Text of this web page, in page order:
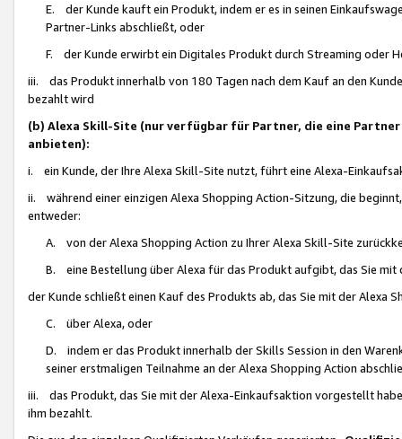
E. der Kunde kauft ein Produkt, indem er es in seinen
Partner-Links abschließt, oder
F. der Kunde erwirbt ein Digitales Produkt durch Streaming oder
iii. das Produkt innerhalb von 180 Tagen nach dem Kauf an den
bezahlt wird
(b) Alexa Skill-Site (nur verfügbar für Partner, die eine
anbieten):
i. ein Kunde, der Ihre Alexa Skill-Site nutzt, führt eine Alexa-
ii. während einer einzigen Alexa Shopping Action-Sitzung, die
entweder:
A. von der Alexa Shopping Action zu Ihrer Alexa Skill-Site
B. eine Bestellung über Alexa für das Produkt aufgibt, das Sie mit
der Kunde schließt einen Kauf des Produkts ab, das Sie mit der Alexa
C. über Alexa, oder
D. indem er das Produkt innerhalb der Skills Session in den
seiner erstmaligen Teilnahme an der Alexa Shopping Action
iii. das Produkt, das Sie mit der Alexa-Einkaufsaktion vorgestellt
ihm bezahlt.